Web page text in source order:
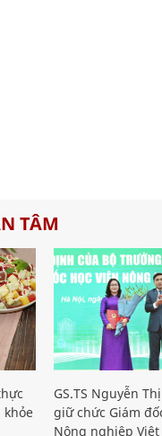
TÂM
khỏe
GS.TS Nguyễn
giữ chức Giám
Nông nghiệp Việt